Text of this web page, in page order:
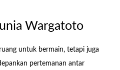
Wargatoto
untuk bermain, tetapi juga
pertemanan antar